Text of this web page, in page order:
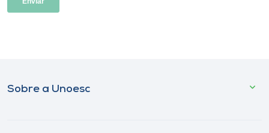
Sobre a Unoesc